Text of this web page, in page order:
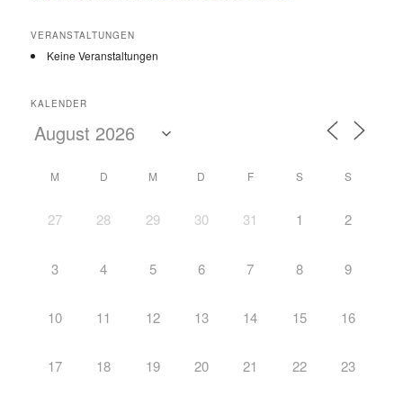
VERANSTALTUNGEN
Keine Veranstaltungen
KALENDER
M D M D F S S
27 28 29 30 31 1 2
3 4 5 6 7 8 9
10 11 12 13 14 15 16
17 18 19 20 21 22 23